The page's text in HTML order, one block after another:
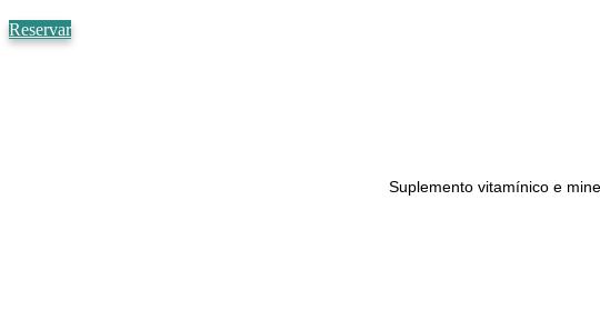
Reservar
Suplemento vitamínico e